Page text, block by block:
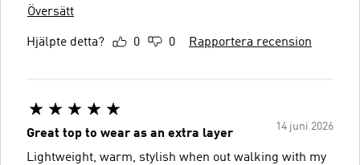
Översätt
Hjälpte detta? 0 0 Rapportera recension
14 juni 2026
Great top to wear as an extra layer
Lightweight, warm, stylish when out walking with my